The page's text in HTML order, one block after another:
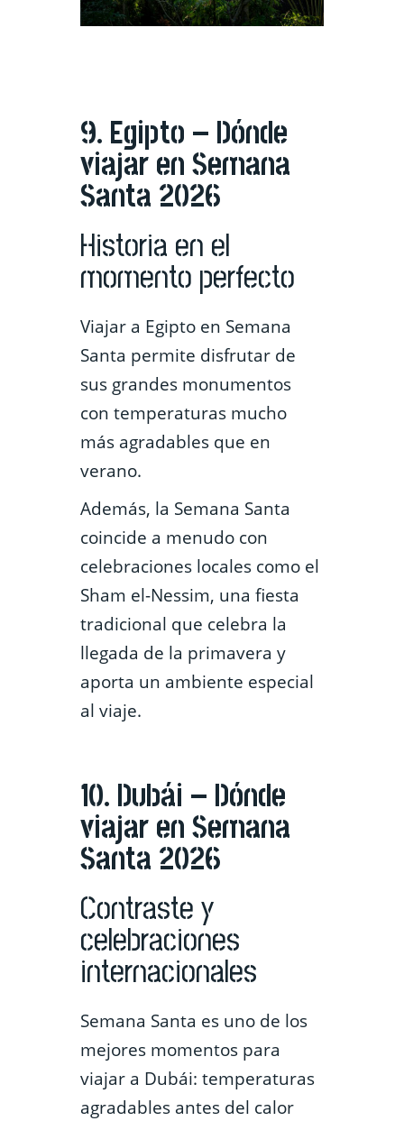
9. Egipto – Dónde
viajar en Semana
Santa 2026
Historia en el
momento perfecto
Viajar a Egipto en Semana
Santa permite disfrutar de
sus grandes monumentos
con temperaturas mucho
más agradables que en
verano.
Además, la Semana Santa
coincide a menudo con
celebraciones locales como el
Sham el-Nessim, una fiesta
tradicional que celebra la
llegada de la primavera y
aporta un ambiente especial
al viaje.
10. Dubái – Dónde
viajar en Semana
Santa 2026
Contraste y
celebraciones
internacionales
Semana Santa es uno de los
mejores momentos para
viajar a Dubái: temperaturas
agradables antes del calor